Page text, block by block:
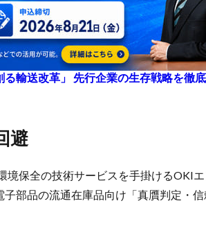
輸送改革」 先行企業の生存戦略を徹
避
保全の技術サービスを手掛けるOKI
子部品の流通在庫品向け「真贋判定・